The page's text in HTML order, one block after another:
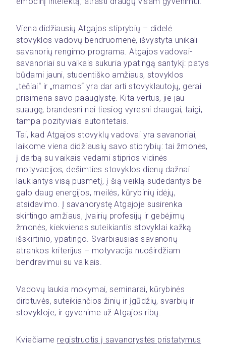
Viena didžiausių Atgajos stiprybių – didelė
stovyklos vadovų bendruomenė, išvystyta unikali
savanorių rengimo programa. Atgajos vadovai-
savanoriai su vaikais sukuria ypatingą santykį: patys
būdami jauni, studentiško amžiaus, stovyklos
„tėčiai“ ir „mamos“ yra dar arti stovyklautojų, gerai
prisimena savo paauglystę. Kita vertus, jie jau
suaugę, brandesni nei tiesiog vyresni draugai, taigi,
tampa pozityviais autoritetais.
Tai, kad Atgajos stovyklų vadovai yra savanoriai,
laikome viena didžiausių savo stiprybių: tai žmonės,
į darbą su vaikais vedami stiprios vidinės
motyvacijos, dešimties stovyklos dienų dažnai
laukiantys visą pusmetį, į šią veiklą sudedantys be
galo daug energijos, meilės, kūrybinių idėjų,
atsidavimo. Į savanorystę Atgajoje susirenka
skirtingo amžiaus, įvairių profesijų ir gebėjimų
žmonės, kiekvienas suteikiantis stovyklai kažką
išskirtinio, ypatingo. Svarbiausias savanorių
atrankos kriterijus – motyvacija nuoširdžiam
bendravimui su vaikais.
Vadovų laukia mokymai, seminarai, kūrybinės
dirbtuvės, suteikiančios žinių ir įgūdžių, svarbių ir
stovykloje, ir gyvenime už Atgajos ribų.
Kviečiame registruotis į savanorystės pristatymus